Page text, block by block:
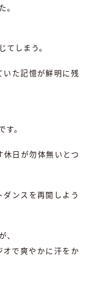
。
てしまう。
た記憶が鮮明に残
。
日が勿体無いとつ
ンスを再開しよう
、
オで爽やかに汗をか